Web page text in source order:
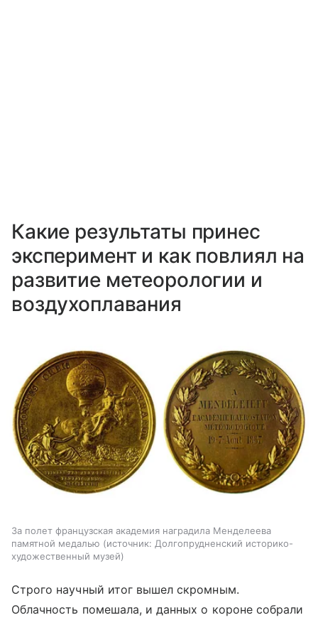
Какие результаты принес
эксперимент и как повлиял на
развитие метеорологии и
воздухоплавания
За полет французская академия наградила Менделеева
памятной медалью
источник: Долгопрудненский историко-
художественный музей
Строго научный итог вышел скромным.
Облачность помешала, и данных о короне собрали